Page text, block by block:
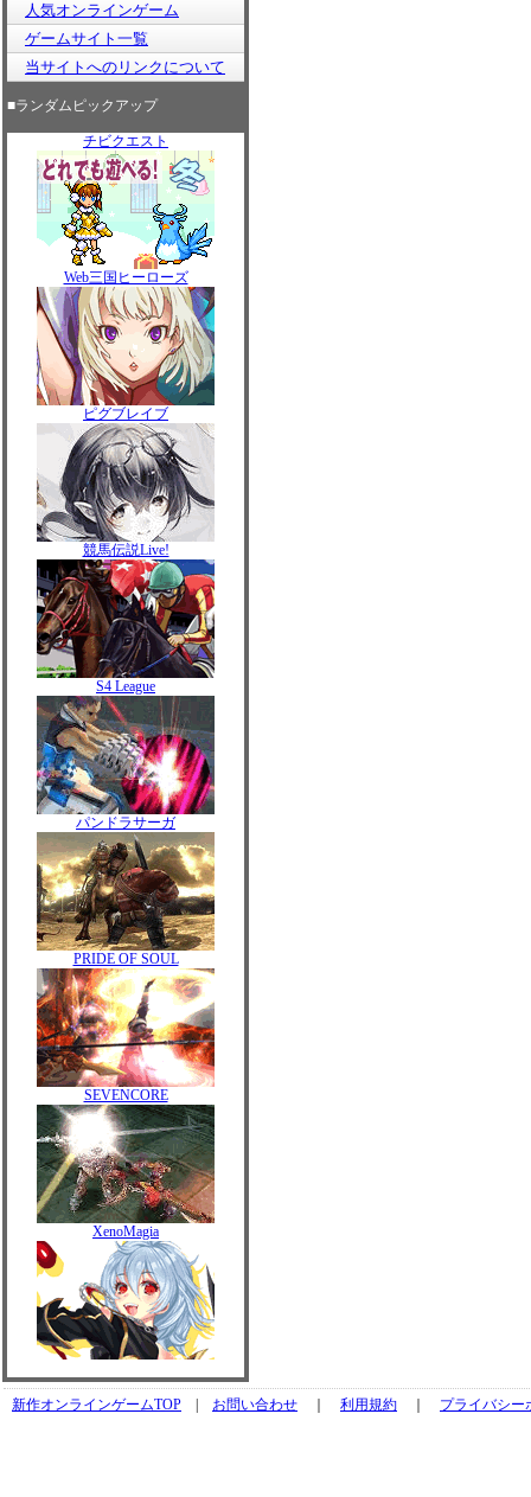
人気オンラインゲーム
ゲームサイト一覧
当サイトへのリンクについて
■ランダムピックアップ
チビクエスト
Web三国ヒーローズ
ピグブレイブ
競馬伝説Live!
S4 League
パンドラサーガ
PRIDE OF SOUL
SEVENCORE
XenoMagia
新作オンラインゲームTOP お問い合わせ 利用規約 プライバシー